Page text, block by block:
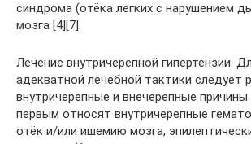
синдрома (отёка легких с нарушением
мозга [4][7].
Лечение внутричерепной гипертензии.
адекватной лечебной тактики следует
внутричерепные и внечерепные
первым относят внутричерепные
отёк и/или ишемию мозга,